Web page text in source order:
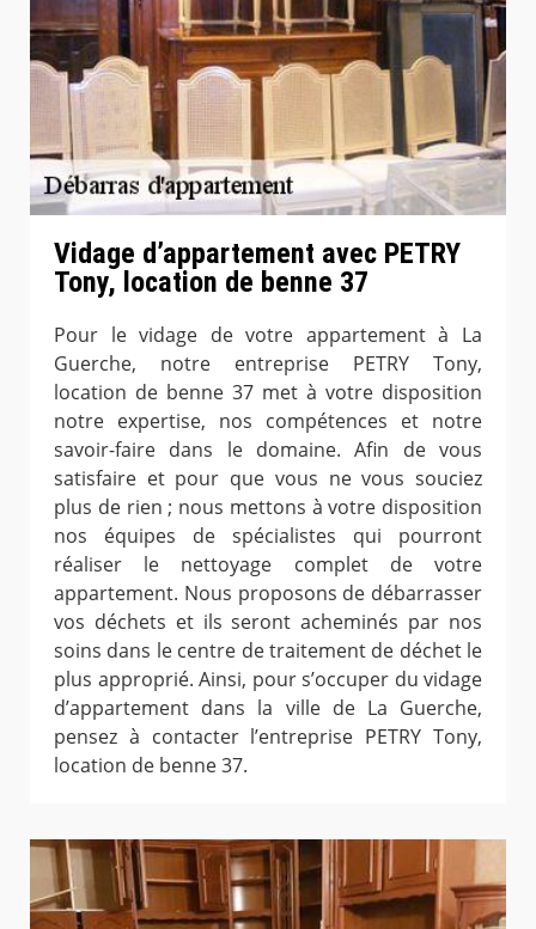
Vidage d’appartement avec PETRY
Tony, location de benne 37
Pour le vidage de votre appartement à La
Guerche, notre entreprise PETRY Tony,
location de benne 37 met à votre disposition
notre expertise, nos compétences et notre
savoir-faire dans le domaine. Afin de vous
satisfaire et pour que vous ne vous souciez
plus de rien ; nous mettons à votre disposition
nos équipes de spécialistes qui pourront
réaliser le nettoyage complet de votre
appartement. Nous proposons de débarrasser
vos déchets et ils seront acheminés par nos
soins dans le centre de traitement de déchet le
plus approprié. Ainsi, pour s’occuper du vidage
d’appartement dans la ville de La Guerche,
pensez à contacter l’entreprise PETRY Tony,
location de benne 37.